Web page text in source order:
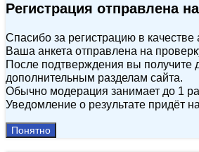
Регистрация отправлена
Спасибо за регистрацию в качестве
Ваша анкета отправлена на
После подтверждения вы получите
дополнительным разделам сайта.
Обычно модерация занимает до 1
Уведомление о результате придёт
Понятно